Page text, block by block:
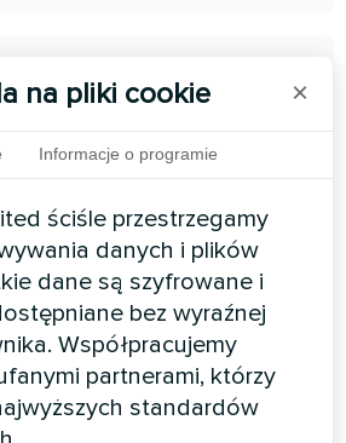
BreezMe
z wbudowaną pompą ciepła to
urządzenie z odwracalnym
Odpowiednia konfiguracja
ciepła w połączeniu z pompą
system odzysku ciepła,
na pliki cookie ×
Informacje o programie
ściśle przestrzegamy
danych i plików
dane są szyfrowane i
bez wyraźnej
Współpracujemy
partnerami, którzy
standardów